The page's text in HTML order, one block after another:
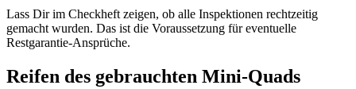
Lass Dir im Checkheft zeigen, ob alle Inspektionen rechtzeitig
gemacht wurden. Das ist die Voraussetzung für eventuelle
Restgarantie-Ansprüche.
Reifen des gebrauchten Mini-Quads